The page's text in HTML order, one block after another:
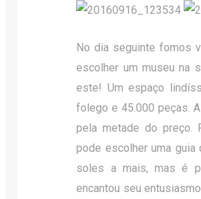
No dia seguinte fomos
escolher um museu na
este! Um espaço
folego e 45.000 peças.
pela metade do preço.
pode escolher uma
soles a mais, mas é
encantou seu